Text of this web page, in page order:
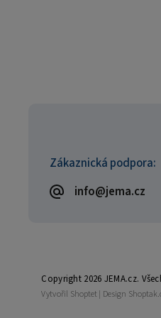
Zákaznická podpora:
info@jema.cz
Copyright 2026 JEMA.cz.
Vytvořil Shoptet | Design